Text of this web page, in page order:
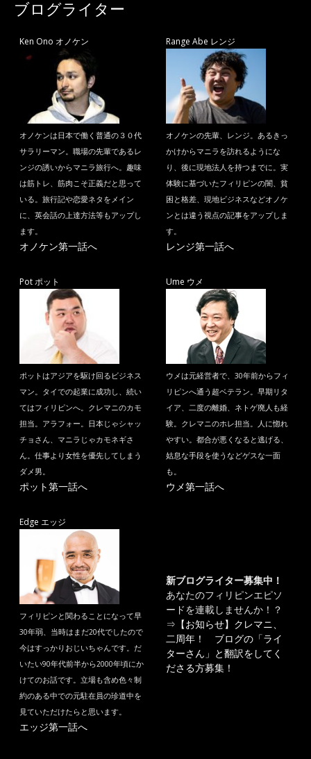
ブログライター
Ken Ono オノケン
オノケンは日本で働く普通の３０代
サラリーマン。職場の先輩であるレ
ンジの誘いからマニラ旅行へ。趣味
は筋トレ、筋肉こそ正義だと思って
いる。旅行記や恋愛ネタをメイン
に、英会話の上達方法等もアップし
ます。
オノケン第一話へ
Range Abe レンジ
オノケンの先輩、レンジ。あるきっ
かけからマニラを訪れるようにな
り、後に現地法人を持つまでに。実
体験に基づいたフィリピンの闇、貧
困と格差、現地ビジネスなどオノケ
ンとは違う視点の記事をアップしま
す。
レンジ第一話へ
Pot ポット
ポットはアジアを駆け回るビジネス
マン。タイでの起業に成功し、続い
てはフィリピンへ。クレマニのカモ
担当。アラフォー。日本じゃシャッ
チョさん、マニラじゃカモネギさ
ん。仕事より女性を優先してしまう
ダメ男。
ポット第一話へ
Ume ウメ
ウメは元経営者で、30年前からフィ
リピンへ通う超ベテラン。早期リタ
イア、二度の離婚、ネトゲ廃人も経
験。クレマニのホレ担当。人に惚れ
やすい。都合が悪くなると逃げる、
姑息な手段を使うなどゲスな一面
も。
ウメ第一話へ
Edge エッジ
フィリピンと関わることになって早
30年弱、当時はまだ20代でしたので
今はすっかりおじいちゃんです。だ
いたい90年代前半から2000年頃にか
けてのお話です。立場も含め色々制
約のある中での元駐在員の珍道中を
見ていただけたらと思います。
エッジ第一話へ
新ブログライター募集中！
あなたのフィリピンエピソ
ードを連載しませんか！？
⇒ 【お知らせ】クレマニ、
二周年！ ブログの「ライ
ターさん」と翻訳をしてく
ださる方募集！